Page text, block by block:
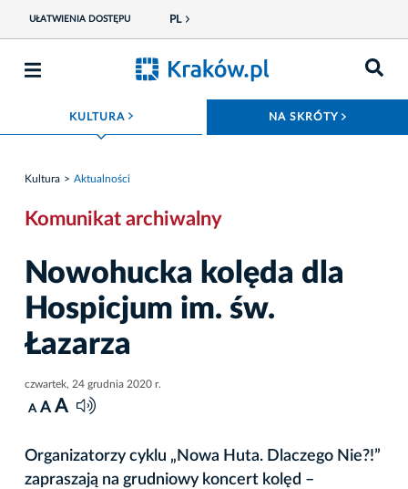
UŁATWIENIA DOSTĘPU PL
KULTURA ROZWIŃ MENU NA SKRÓTY
Kultura Aktualności
Komunikat archiwalny
Nowohucka kolęda dla
Hospicjum im. św.
Łazarza
czwartek, 24 grudnia 2020 r.
A A A
Organizatorzy cyklu „Nowa Huta. Dlaczego Nie?!”
zapraszają na grudniowy koncert kolęd –